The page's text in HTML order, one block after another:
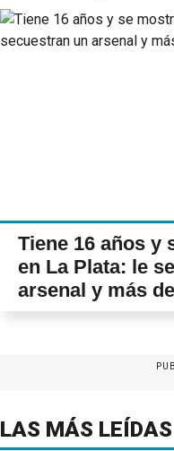
Tiene 16 años y
en La Plata: le
arsenal y más
LAS MÁS LEÍDAS